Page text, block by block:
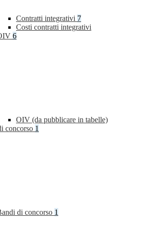
Contratti integrativi 7
Costi contratti integrativi
6
OIV (da pubblicare in tabelle)
concorso 1
di concorso 1